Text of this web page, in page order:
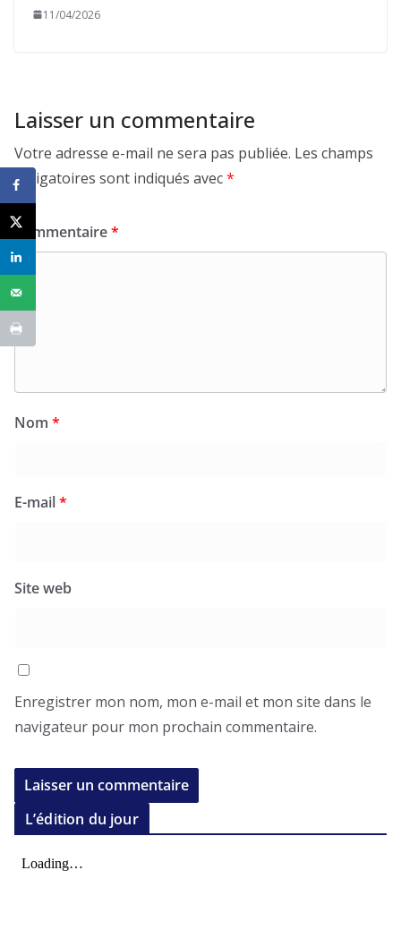
11/04/2026
Laisser un commentaire
Votre adresse e-mail ne sera pas publiée. Les champs
obligatoires sont indiqués avec*
Commentaire*
Nom *
E-mail*
Site web
Enregistrer mon nom, mon e-mail et mon site dans le
navigateur pour mon prochain commentaire.
L’édition du jour